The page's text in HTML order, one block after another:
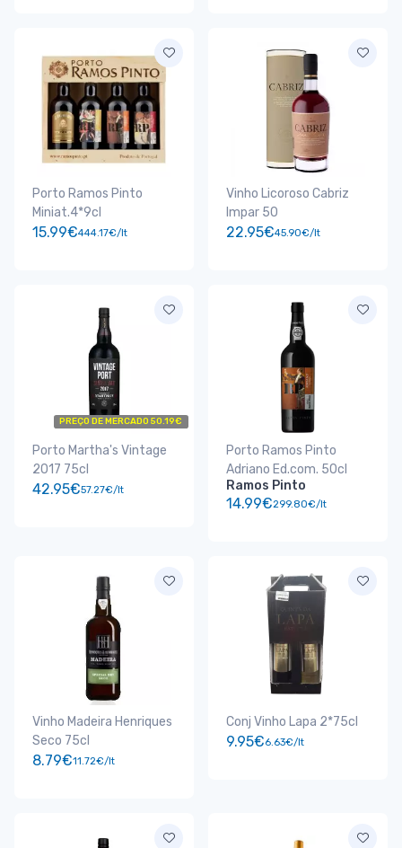
Porto Ramos Pinto
Miniat.4*9cl
15.99€444.17€/lt
Vinho Licoroso Cabriz
Impar 50
22.95€45.90€/lt
PREÇO DE MERCADO 50.19€
Porto Martha's Vintage
2017 75cl
42.95€57.27€/lt
Porto Ramos Pinto
Adriano Ed.com. 50cl
Ramos Pinto
14.99€299.80€/lt
Vinho Madeira Henriques
Seco 75cl
8.79€11.72€/lt
Conj Vinho Lapa 2*75cl
9.95€6.63€/lt